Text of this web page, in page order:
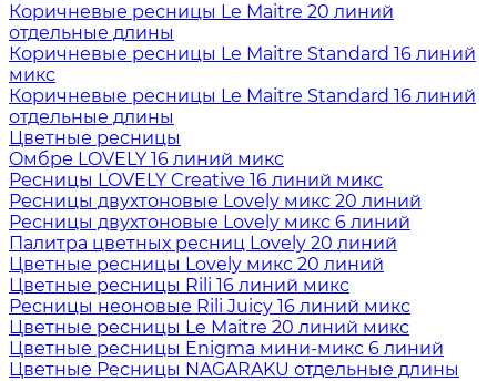
Коричневые ресницы Le Maitre 20 линий
отдельные длины
Коричневые ресницы Le Maitre Standard 16 линий
микс
Коричневые ресницы Le Maitre Standard 16 линий
отдельные длины
Цветные ресницы
Oмбре LOVELY 16 линий микс
Ресницы LOVELY Creative 16 линий микс
Ресницы двухтоновые Lovely микс 20 линий
Ресницы двухтоновые Lovely микс 6 линий
Палитра цветных ресниц Lovely 20 линий
Цветные ресницы Lovely микс 20 линий
Цветные ресницы Rili 16 линий микс
Ресницы неоновые Rili Juicy 16 линий микс
Цветные ресницы Le Maitre 20 линий микс
Цветные ресницы Enigma мини-микс 6 линий
Цветные Ресницы NAGARAKU отдельные длины